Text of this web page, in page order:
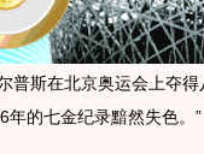
普斯在北京奥运会上夺
年的七金纪录黯然失色。”